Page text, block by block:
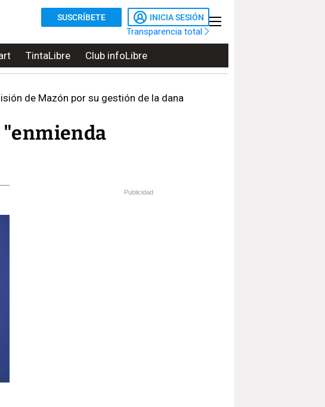
SUSCRÍBETE INICIA SESIÓN
Transparencia total
TintaLibre Club infoLibre
de Mazón por su gestión de la dana
"enmienda
Publicidad